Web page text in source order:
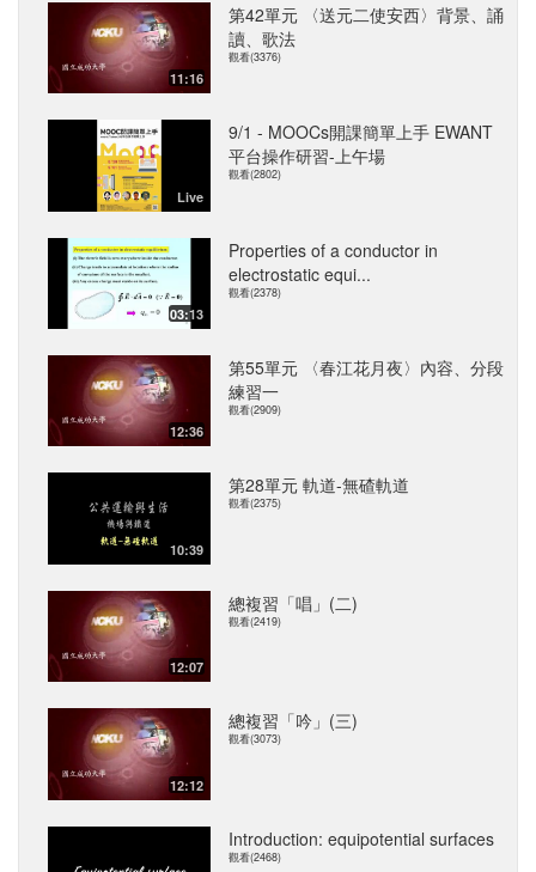
11:16
第42單元 〈送元二使安西〉背景、誦
讀、歌法
觀看(3376)
Live
9/1 - MOOCs開課簡單上手 EWANT
平台操作研習-上午場
觀看(2802)
03:13
Properties of a conductor in
electrostatic equi...
觀看(2378)
12:36
第55單元 〈春江花月夜〉內容、分段
練習一
觀看(2909)
10:39
第28單元 軌道-無碴軌道
觀看(2375)
12:07
總複習「唱」(二)
觀看(2419)
12:12
總複習「吟」(三)
觀看(3073)
Introduction: equipotential surfaces
觀看(2468)